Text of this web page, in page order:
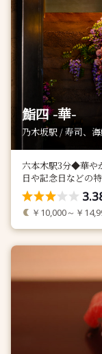
鮨四 -華-
乃木坂駅 / 寿司、
六本木駅3分◆華や
日や記念日などの
￥10,000～￥